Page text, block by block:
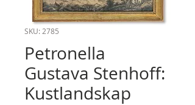
SKU: 2785
Petronella
Gustava Stenhoff:
Kustlandskap